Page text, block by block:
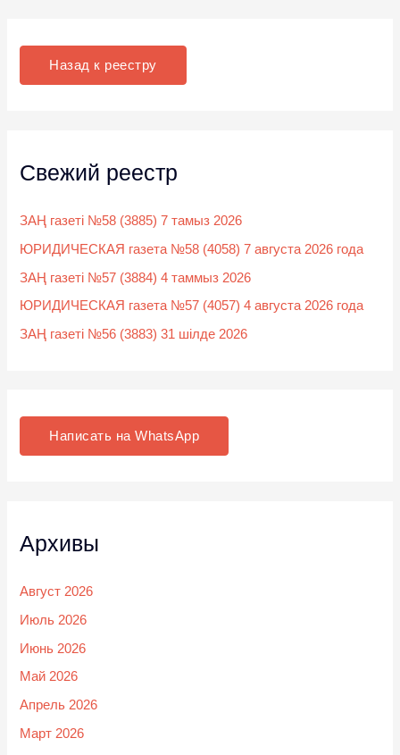
:
Назад к реестру
Свежий реестр
ЗАҢ газеті №58 (3885) 7 тамыз 2026
ЮРИДИЧЕСКАЯ газета №58 (4058) 7 августа 2026 года
ЗАҢ газеті №57 (3884) 4 таммыз 2026
ЮРИДИЧЕСКАЯ газета №57 (4057) 4 августа 2026 года
ЗАҢ газеті №56 (3883) 31 шілде 2026
Написать на WhatsApp
Архивы
Август 2026
Июль 2026
Июнь 2026
Май 2026
Апрель 2026
Март 2026